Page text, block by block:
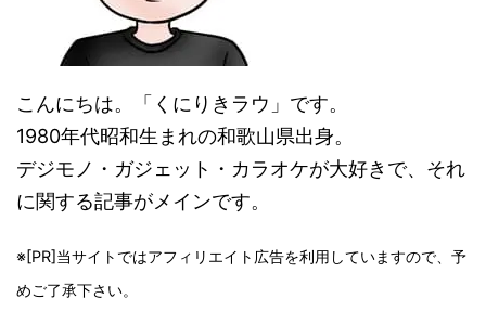
こんにちは。「くにりきラウ」です。
1980年代昭和生まれの和歌山県出身。
デジモノ・ガジェット・カラオケが大好きで、それ
に関する記事がメインです。
※[PR]当サイトではアフィリエイト広告を利用していますので、予
めご了承下さい。